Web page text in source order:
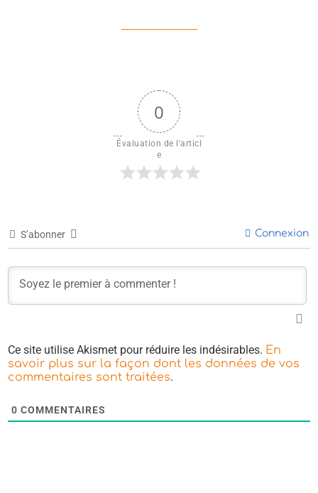
0
Évaluation de l'articl
e
S’abonner Connexion
Ce site utilise Akismet pour réduire les indésirables. En
savoir plus sur la façon dont les données de vos
commentaires sont traitées.
0 COMMENTAIRES